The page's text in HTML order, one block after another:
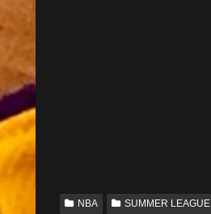
NBA SUMMER LEAGUE